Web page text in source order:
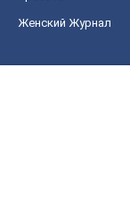
Женский Журнал